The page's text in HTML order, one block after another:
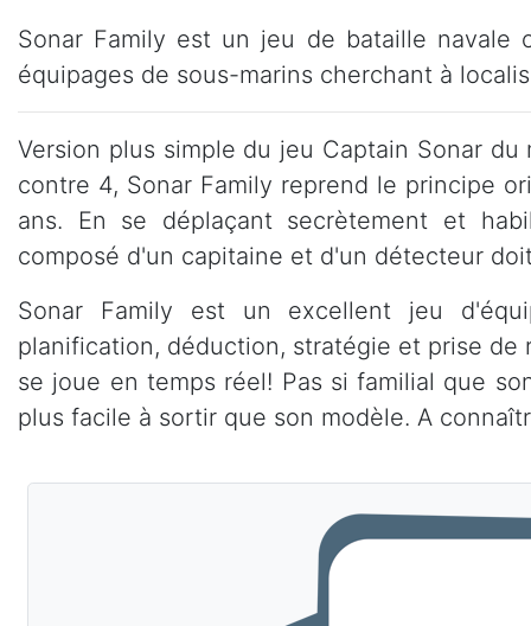
Sonar Family est un jeu de bataille
équipages de sous-marins cherchant à
Version plus simple du jeu Captain Sonar
contre 4, Sonar Family reprend le principe
ans. En se déplaçant secrètement et
composé d'un capitaine et d'un détecteur
Sonar Family est un excellent jeu
planification, déduction, stratégie et prise
se joue en temps réel! Pas si familial que
plus facile à sortir que son modèle. A